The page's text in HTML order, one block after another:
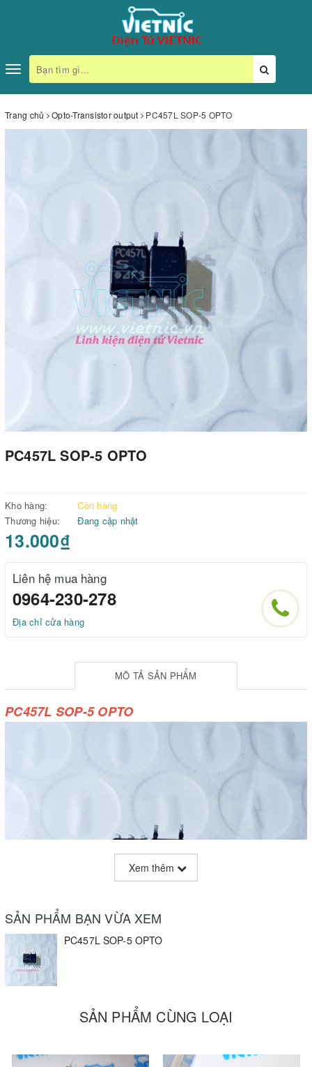
Toggle
navigation
Trang chủ Opto-Transistor output PC457L SOP-5 OPTO
PC457L SOP-5 OPTO
Kho hàng:
Còn hàng
Thương hiệu:
Đang cập nhật
13.000₫
Liên hệ mua hàng
0964-230-278
Địa chỉ cửa hàng
MÔ TẢ SẢN PHẨM
PC457L SOP-5 OPTO
Xem thêm
SẢN PHẨM BẠN VỪA XEM
PC457L SOP-5 OPTO
SẢN PHẨM CÙNG LOẠI